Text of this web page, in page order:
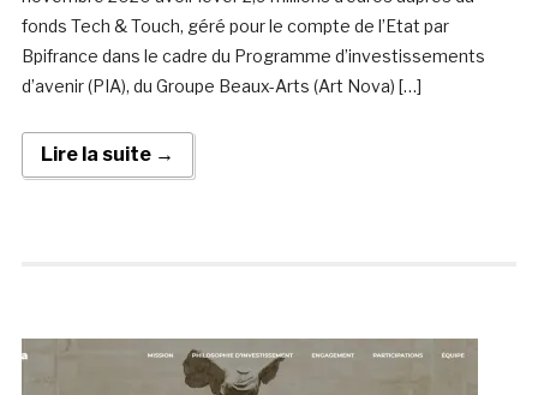
fonds Tech & Touch, géré pour le compte de l’Etat par
Bpifrance dans le cadre du Programme d’investissements
d’avenir (PIA), du Groupe Beaux-Arts (Art Nova) […]
Lire la suite →